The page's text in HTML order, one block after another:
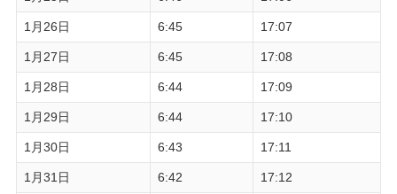
1月26日 6:45 17:07
1月27日 6:45 17:08
1月28日 6:44 17:09
1月29日 6:44 17:10
1月30日 6:43 17:11
1月31日 6:42 17:12